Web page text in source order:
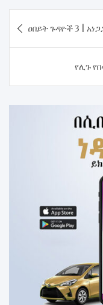
navigation
ዐበይት ጉዳዮች 3 |
የሊጉ